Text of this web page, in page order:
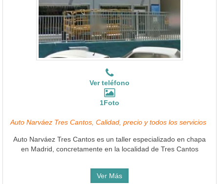
Ver teléfono
1Foto
Auto Narváez Tres Cantos, Calidad, precio y todos los servicios
Auto Narváez Tres Cantos es un taller especializado en chapa
en Madrid, concretamente en la localidad de Tres Cantos
Ver Más